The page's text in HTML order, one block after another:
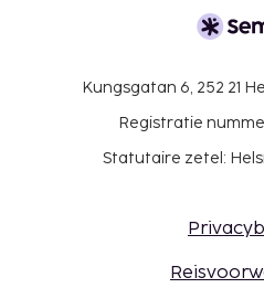
Kungsgatan 6, 252 21
Registratie
Statutaire zetel: